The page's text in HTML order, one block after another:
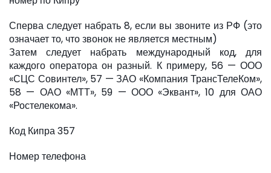
Сперва следует набрать 8, если вы звоните из РФ (это
означает то, что звонок не является местным)
Затем следует набрать международный код, для
каждого оператора он разный. К примеру, 56 — ООО
«СЦС Совинтел», 57 — ЗАО «Компания ТрансТелеКом»,
58 — ОАО «МТТ», 59 — ООО «Эквант», 10 для ОАО
«Ростелекома».
Код Кипра 357
Номер телефона